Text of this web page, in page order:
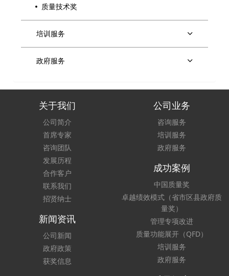
质量技术奖
培训服务
政府服务
关于我们
公司简介
首席专家
咨询团队
发展历程
合作客户
联系我们
招贤纳士
公司业务
咨询服务
培训服务
政府服务
成功案例
中国质量奖
卓越绩效模式（省市区县政府质
量奖）
管理专项改进
质量功能展开（QFD）
培训服务
政府服务
新闻资讯
公司新闻
政府政策
获奖信息